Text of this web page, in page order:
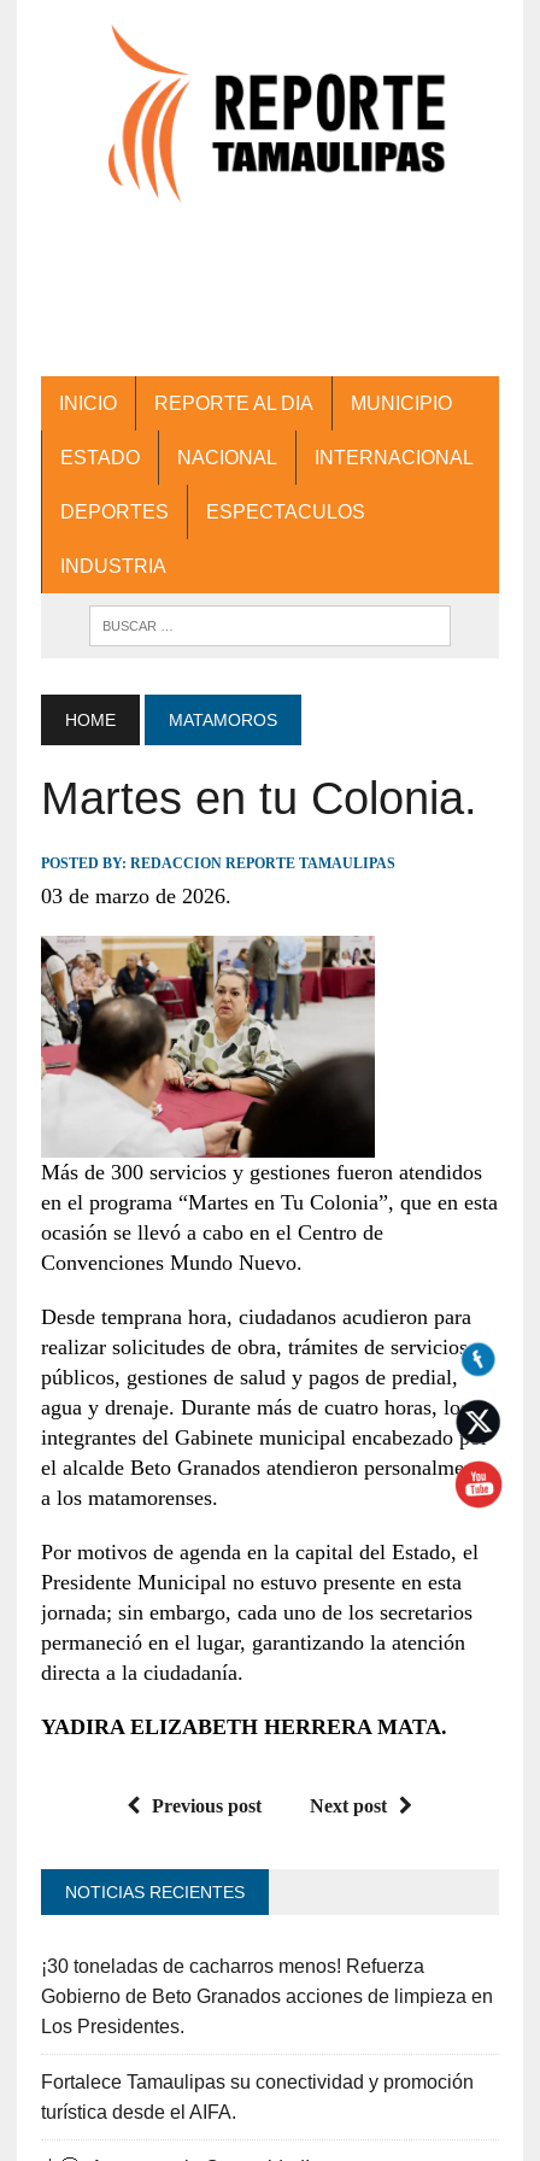
INICIO REPORTE AL DIA MUNICIPIO
ESTADO NACIONAL INTERNACIONAL
DEPORTES ESPECTACULOS
INDUSTRIA
HOME MATAMOROS
Martes en tu Colonia.
POSTED BY: REDACCION REPORTE TAMAULIPAS
03 de marzo de 2026.
Más de 300 servicios y gestiones fueron atendidos
en el programa “Martes en Tu Colonia”, que en esta
ocasión se llevó a cabo en el Centro de
Convenciones Mundo Nuevo.
Desde temprana hora, ciudadanos acudieron para
realizar solicitudes de obra, trámites de servicios
públicos, gestiones de salud y pagos de predial,
agua y drenaje. Durante más de cuatro horas, los
integrantes del Gabinete municipal encabezado por
el alcalde Beto Granados atendieron personalmente
a los matamorenses.
Por motivos de agenda en la capital del Estado, el
Presidente Municipal no estuvo presente en esta
jornada; sin embargo, cada uno de los secretarios
permaneció en el lugar, garantizando la atención
directa a la ciudadanía.
YADIRA ELIZABETH HERRERA MATA.
Previous post Next post
NOTICIAS RECIENTES
¡30 toneladas de cacharros menos! Refuerza
Gobierno de Beto Granados acciones de limpieza en
Los Presidentes.
Fortalece Tamaulipas su conectividad y promoción
turística desde el AIFA.